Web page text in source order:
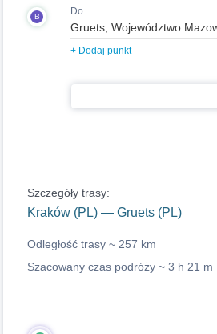
B Do
+ Dodaj punkt
Szczegóły trasy:
Kraków (PL) — Gruets (PL)
Odległość trasy ~ 257 km
Szacowany czas podróży ~ 3 h 21 m